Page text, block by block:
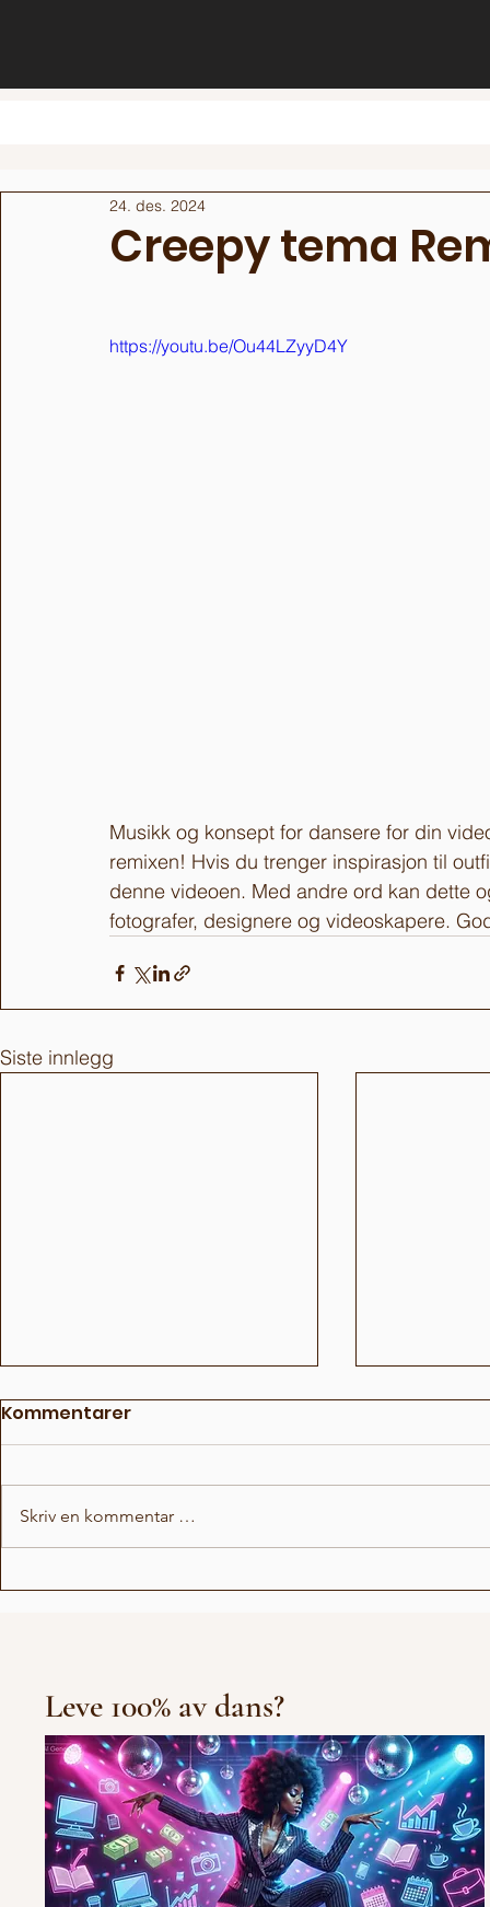
Creepy tema
24. des. 2024
https://youtu.be/Ou44LZyyD4Y
Musikk og konsept for dansere for din
remixen! Hvis du trenger inspirasjon til
denne videoen. Med andre ord kan dette
fotografer, designere og videoskapere.
Siste innlegg
Kommentarer
Skriv en kommentar …
Leve 100% av dans?